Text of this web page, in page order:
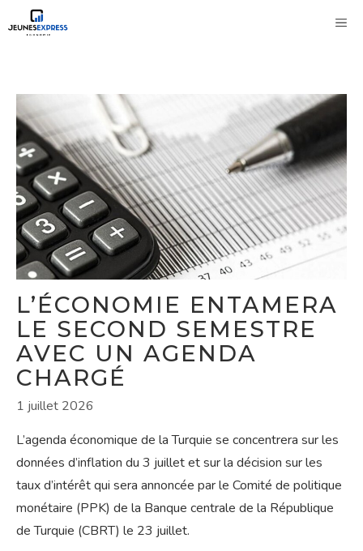
au
L’ÉCONOMIE ENTAMERA
LE SECOND SEMESTRE
AVEC UN AGENDA
CHARGÉ
1 juillet 2026
L’agenda économique de la Turquie se concentrera sur les
données d’inflation du 3 juillet et sur la décision sur les
taux d’intérêt qui sera annoncée par le Comité de politique
monétaire (PPK) de la Banque centrale de la République
de Turquie (CBRT) le 23 juillet.